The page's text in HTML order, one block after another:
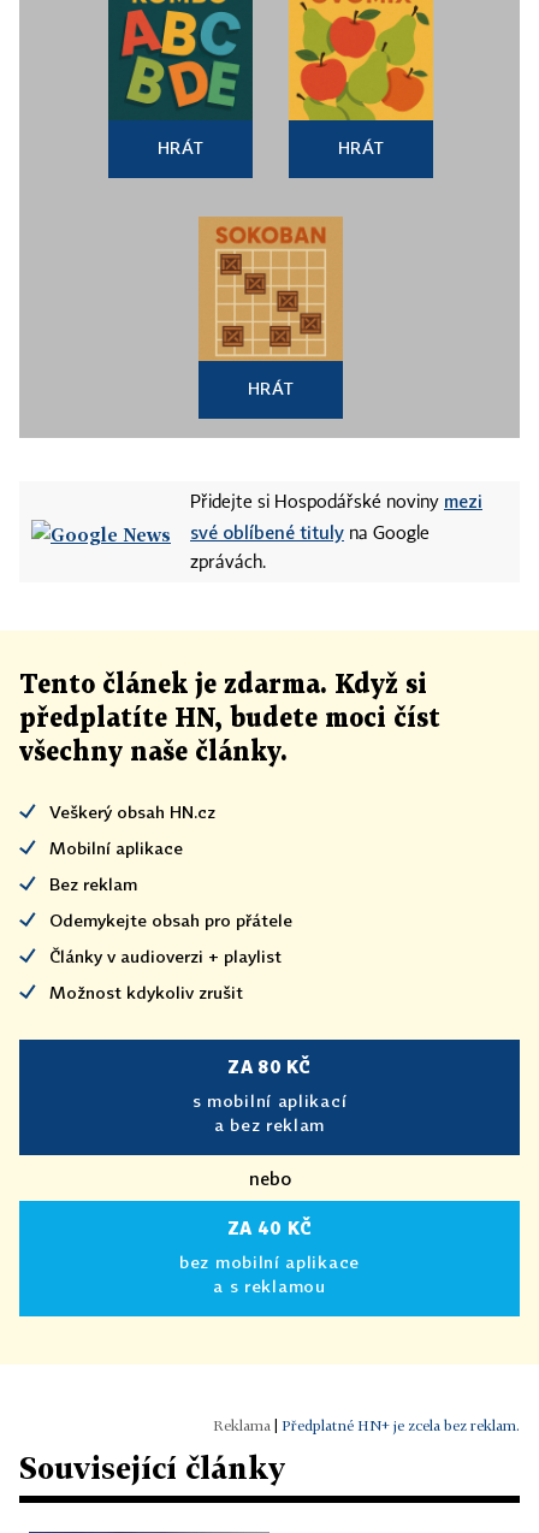
HRÁT HRÁT
HRÁT
Přidejte si Hospodářské noviny mezi
své oblíbené tituly na Google
zprávách.
Tento článek je zdarma. Když si
předplatíte HN, budete moci číst
všechny naše články.
Veškerý obsah HN.cz
Mobilní aplikace
Bez reklam
Odemykejte obsah pro přátele
Články v audioverzi + playlist
Možnost kdykoliv zrušit
ZA 80 KČ
s mobilní aplikací
a bez reklam
nebo
ZA 40 KČ
bez mobilní aplikace
a s reklamou
Předplatné HN+ je zcela bez reklam.
Související články